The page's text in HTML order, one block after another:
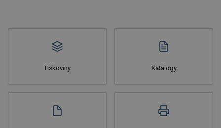
Tiskoviny Katalogy